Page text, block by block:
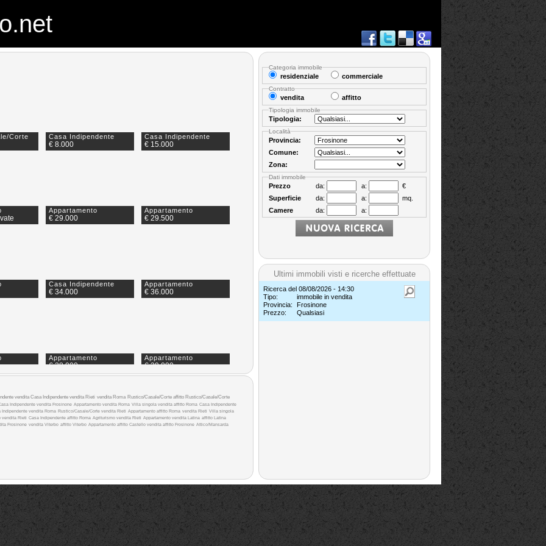
Corte Casa Indipendente
€ 8.000
Casa Indipendente
€ 15.000
Appartamento
€ 29.000
Appartamento
€ 29.500
Casa Indipendente
€ 34.000
Appartamento
€ 36.000
Appartamento
€ 38.000
Appartamento
€ 39.000
Appartamento
€ 50.000
Casa Indipendente
venditaCasa Indipendente vendita Rieti vendita Roma Rustico/Casale/Corte affitto Rustico/Casale/Corte
Indipendente vendita Frosinone Appartamento vendita Roma Villa singola vendita affitto Roma Casa Indipendente
Indipendente vendita Roma Rustico/Casale/Corte vendita Rieti Appartamento affitto Roma vendita Rieti Villa singola
vendita Rieti Casa Indipendente affitto Roma Agriturismo vendita Rieti Appartamento vendita Latina affitto Latina
Frosinone vendita Viterbo affitto Viterbo Appartamento affitto Castello vendita affitto Frosinone Attico/Mansarda
Categoria immobile
residenziale commerciale
Contratto
vendita affitto
Tipologia immobile
Tipologia:
Località
Provincia:
Comune:
Zona:
Dati immobile
Prezzo da: a:
€
Superficie
da: a:
mq.
Camere
da: a:
Ultimi immobili visti e ricerche effettuate
Ricerca del 08/08/2026 - 14:30
Tipo:
immobile in vendita
Provincia:
Frosinone
Prezzo:
Qualsiasi